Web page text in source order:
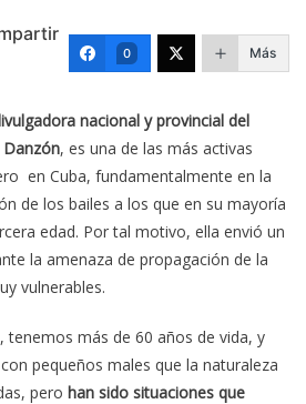
0 Más
nacional y provincial del
, es una de las más activas
en Cuba, fundamentalmente en la
de los bailes a los que en su mayoría
edad. Por tal motivo, ella envió un
la amenaza de propagación de la
vulnerables.
tenemos más de 60 años de vida, y
pequeños males que la naturaleza
pero han sido situaciones que